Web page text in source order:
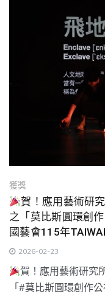
獲獎
賀！應用藝術研
之「莫比斯圓環創
國藝會115年
2026-02-23
賀！應用藝術研究
「#莫比斯圓環創作